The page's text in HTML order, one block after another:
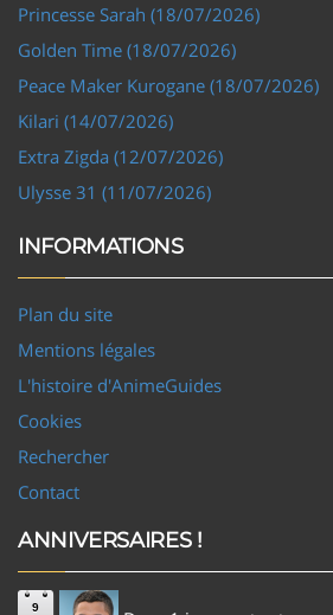
Princesse Sarah (18/07/2026)
Golden Time (18/07/2026)
Peace Maker Kurogane (18/07/2026)
Kilari (14/07/2026)
Extra Zigda (12/07/2026)
Ulysse 31 (11/07/2026)
INFORMATIONS
Plan du site
Mentions légales
L'histoire d'AnimeGuides
Cookies
Rechercher
Contact
ANNIVERSAIRES !
9